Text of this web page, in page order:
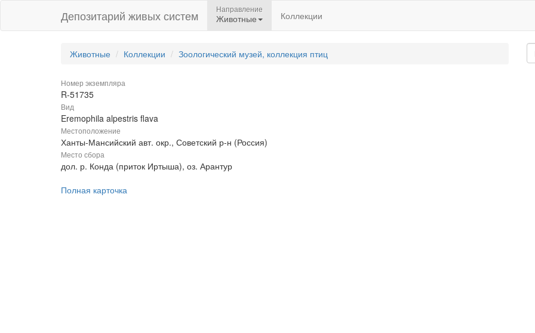
Депозитарий живых систем Направление
Животные Коллекции
Животные Коллекции Зоологический музей, коллекция птиц
Номер экземпляра
R-51735
Вид
Eremophila alpestris flava
Местоположение
Ханты-Мансийский авт. окр., Советский р-н (Россия)
Место сбора
дол. р. Конда (приток Иртыша), оз. Арантур
Полная карточка